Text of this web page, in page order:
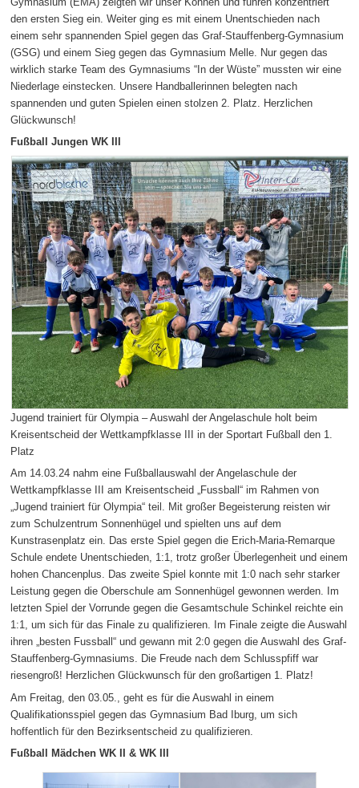
den ersten Sieg ein. Weiter ging es mit einem Unentschieden nach
einem sehr spannenden Spiel gegen das Graf-Stauffenberg-Gymnasium
(GSG) und einem Sieg gegen das Gymnasium Melle. Nur gegen das
wirklich starke Team des Gymnasiums “In der Wüste” mussten wir eine
Niederlage einstecken. Unsere Handballerinnen belegten nach
spannenden und guten Spielen einen stolzen 2. Platz. Herzlichen
Glückwunsch!
Fußball Jungen WK III
Jugend trainiert für Olympia – Auswahl der Angelaschule holt beim
Kreisentscheid der Wettkampfklasse III in der Sportart Fußball den 1.
Platz
Am 14.03.24 nahm eine Fußballauswahl der Angelaschule der
Wettkampfklasse III am Kreisentscheid „Fussball“ im Rahmen von
„Jugend trainiert für Olympia“ teil. Mit großer Begeisterung reisten wir
zum Schulzentrum Sonnenhügel und spielten uns auf dem
Kunstrasenplatz ein. Das erste Spiel gegen die Erich-Maria-Remarque
Schule endete Unentschieden, 1:1, trotz großer Überlegenheit und einem
hohen Chancenplus. Das zweite Spiel konnte mit 1:0 nach sehr starker
Leistung gegen die Oberschule am Sonnenhügel gewonnen werden. Im
letzten Spiel der Vorrunde gegen die Gesamtschule Schinkel reichte ein
1:1, um sich für das Finale zu qualifizieren. Im Finale zeigte die Auswahl
ihren „besten Fussball“ und gewann mit 2:0 gegen die Auswahl des Graf-
Stauffenberg-Gymnasiums. Die Freude nach dem Schlusspfiff war
riesengroß! Herzlichen Glückwunsch für den großartigen 1. Platz!
Am Freitag, den 03.05., geht es für die Auswahl in einem
Qualifikationsspiel gegen das Gymnasium Bad Iburg, um sich
hoffentlich für den Bezirksentscheid zu qualifizieren.
Fußball Mädchen WK II & WK III